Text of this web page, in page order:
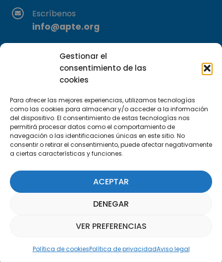
Gestionar el
consentimiento de las
cookies
Para ofrecer las mejores experiencias, utilizamos tecnologías
como las cookies para almacenar y/o acceder a la información
del dispositivo. El consentimiento de estas tecnologías nos
permitirá procesar datos como el comportamiento de
navegación o las identificaciones únicas en este sitio. No
consentir o retirar el consentimiento, puede afectar negativamente
a ciertas características y funciones.
ACEPTAR
DENEGAR
VER PREFERENCIAS
Política de cookiesPolítica de privacidadAviso legal
Escríbenos
info@apte.org
Encuéntranos
C/Marie Curie, 35
29590 Campanillas, Málaga
Suscríbete a nuestra Newsletter
SUSCRÍBETE AQUÍ